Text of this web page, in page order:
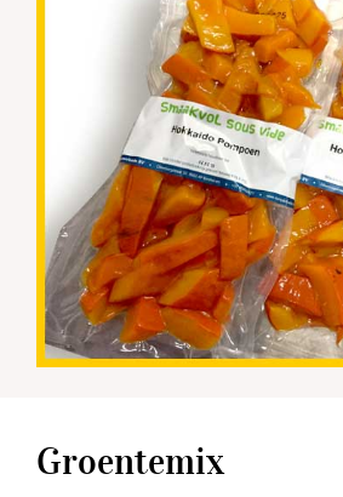
Groentemix